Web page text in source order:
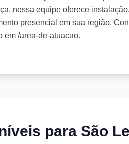
nossa equipe oferece
presencial em sua região.
em /area-de-atuacao.
para São